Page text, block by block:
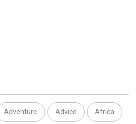
Adventure Advice Africa